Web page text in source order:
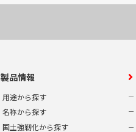
製品情報
用途から探す
名称から探す
国土強靭化から探す